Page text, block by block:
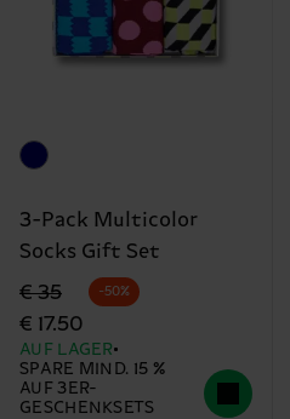
3-Pack Multicolor
Socks Gift Set
Originalpreis
€ 35
Reduzierter Preis
€ 17.50
-50%
AUF LAGER
SPARE MIND. 15 %
AUF 3ER-
GESCHENKSETS